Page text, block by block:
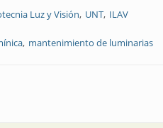
Luz y Visión UNT ILAV
mantenimiento de luminarias
luminarias led en alumbrado público